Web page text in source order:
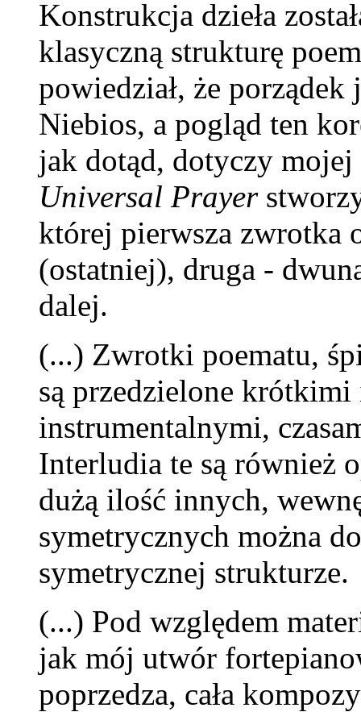
Konstrukcja dzieła
klasyczną strukturę
powiedział, że
Niebios, a pogląd ten
jak dotąd, dotyczy
Universal Prayer
której pierwsza zwrotka
(ostatniej), druga -
dalej.
(...) Zwrotki poematu,
są przedzielone
instrumentalnymi,
Interludia te są również
dużą ilość innych,
symetrycznych można
symetrycznej strukturze.
(...) Pod względem
jak mój utwór
poprzedza, cała